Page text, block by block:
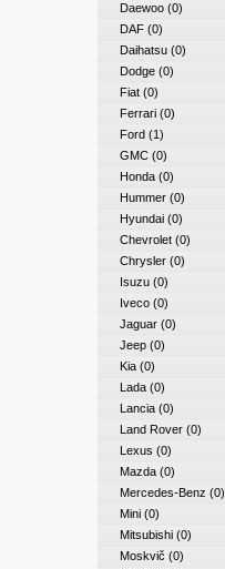
Daewoo(0)
DAF(0)
Daihatsu(0)
Dodge(0)
Fiat(0)
Ferrari(0)
Ford(1)
GMC(0)
Honda(0)
Hummer(0)
Hyundai(0)
Chevrolet(0)
Chrysler(0)
Isuzu(0)
Iveco(0)
Jaguar(0)
Jeep(0)
Kia(0)
Lada(0)
Lancia(0)
Land Rover(0)
Lexus (0)
Mazda(0)
Mercedes-Benz (0)
Mini(0)
Mitsubishi(0)
Moskvič (0)